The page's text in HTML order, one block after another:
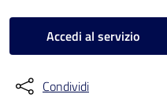
Accedi al servizio
Condividi